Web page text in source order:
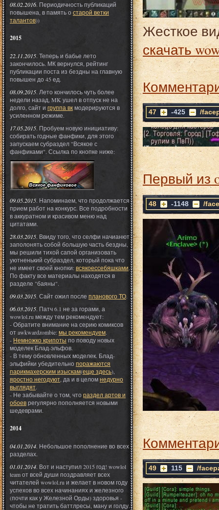
08.02.2016. Периодичность публикаций
повышена, в память о старой ветки
талантов))
2015
22.11.2015. Теперь и бабье лето
закончилось. МК вернулся, рейтинг
публикации поста из бездны на главную
повышен до 45 ед.
08.09.2015. Лето кончилось чуть более
недели назад, MK ушел в отпуск не на
долго, сайт и группа вкмодерируются в
усиленном режиме.
17.05.2015. Пробуем новую инициативу:
собирать годные фанфики, для этого
запускаем субраздел "Всякое с
фанфиками". Ссылка по кнопке ниже:
09.05.2015. Напоминаем, что продолжается
прием работ на конкурс. Все подробности
в аккуратном и красивом меню над
цитатами.
28.03.2015. Ввиду того, что селфи начианют
заполонять собой большую часть бездны,
мы решили тихой сапой организовать
уютненький субраздел, который пока что
не имеет своей кнопки:всякоессебяшками.
По факту все материалы находятся в
разделе "баяны".
09.03.2015. Сайт ожил после планового ТО.
06.03.2015. Патч 6.1 не за горами, а
wowlol.ru между тем рекомендует:
- Обратите внимание на серию комиксов
от awkwardzombie:мы рекомендуем.
- Немножко крипоты по поводу новых
моделек Блад-эльфов.
- В тему обновленных моделек. Блад-
эльфийки убедительнопоражаются
парикмахерским изыскам(еще здесь),
яростно негодуют , да и в целомнедурно
выглядят.
- Не забывайте о том, чтораздел артов и
обоеврегулярно пополняется новыми
шедеврами.
2014
04.01.2014. Небольшое пополнение во всех
разделах.
01.01.2014. Вот и наступил 2015 год! wowlol
team от всей души поздравляет всех
читателей wowlol.ru и желает в новом году
успехов во всех начинаниях и железного
(почти как у Железной Орды) здоровья -
чтобы не тратить баттлресы, ману и голду.
Жесткое
скачать
47 -425 /
Первый из
48 -1148 /
49 115 /